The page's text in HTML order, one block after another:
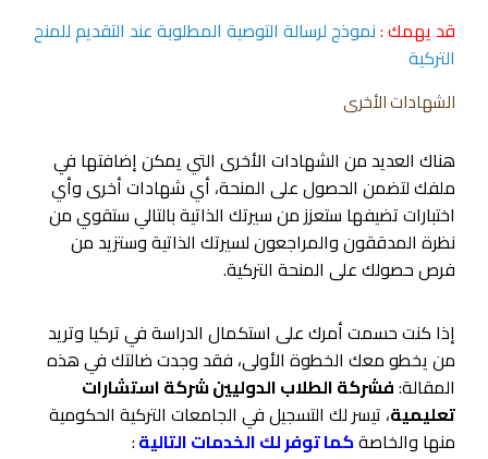
قد يهمك :نموذج لرسالة التوصية المطلوبة عند التقديم للمنح
التركية
الشهادات الأخرى
هناك العديد من الشهادات الأخرى التي يمكن إضافتها في
ملفك لتضمن الحصول على المنحة، أي شهادات أخرى وأي
اختبارات تضيفها ستعزز من سيرتك الذاتية بالتالي ستقوي من
نظرة المدققون والمراجعون لسيرتك الذاتية وستزيد من
فرص حصولك على المنحة التركية.
إذا كنت حسمت أمرك على استكمال الدراسة في تركيا وتريد
من يخطو معك الخطوة الأولى، فقد وجدت ضالتك في هذه
المقالة:فشركة الطلاب الدوليين شركة استشارات
تعليمية، تيسر لك التسجيل في الجامعات التركية الحكومية
منها والخاصةكما توفر لك الخدمات التالية: